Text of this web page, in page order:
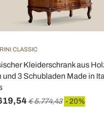
CLASSIC
Kleiderschrank aus
und 3 Schubladen Made in
€ 5.774,43 - 20%